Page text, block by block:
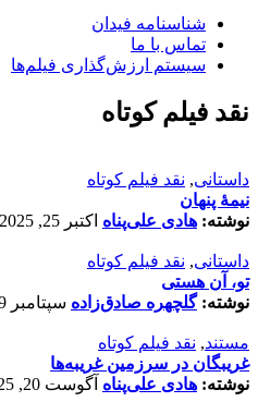
شناسنامه فیدان
تماس با ما
سیستم ارزش‌گذاری فیلم‌ها
نقد فیلم کوتاه
داستانی, نقد فیلم کوتاه
نیمۀ پنهان
نوشته: هادی علی‌پناه اکتبر 25, 2025
داستانی, نقد فیلم کوتاه
تو، آن هستی
نوشته:گلچهره صادق‌زاده سپتامبر 9, 2025
مستند, نقد فیلم کوتاه
غریبگان در سرزمین غریبه‌ها
نوشته: هادی علی‌پناه آگوست 20, 2025